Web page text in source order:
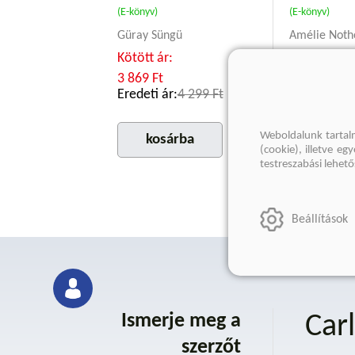
(E-könyv)
Güray Süngü
Kötött ár:
3 869 Ft
Eredeti ár:4 299 Ft
kosárba
(E-könyv)
Amélie
Ismerje meg a
szerzőt
Weboldalunk
(cookie), illetve
testreszabási
Beállítások